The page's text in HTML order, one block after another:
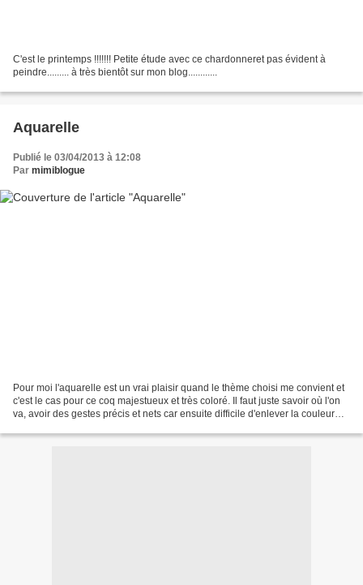
C'est le printemps !!!!!!! Petite étude avec ce chardonneret pas évident à
peindre......... à très bientôt sur mon blog............
Aquarelle
Publié le 03/04/2013 à 12:08
Par mimiblogue
Pour moi l'aquarelle est un vrai plaisir quand le thème choisi me convient et
c'est le cas pour ce coq majestueux et très coloré. Il faut juste savoir où l'on
va, avoir des gestes précis et nets car ensuite difficile d'enlever la couleur